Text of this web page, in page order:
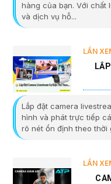
hàng của bạn. Với chất
và dịch vụ hỗ...
LẦN
Lắp đặt camera
hình và phát trực tiếp
rõ nét ổn định theo thời
LẦN